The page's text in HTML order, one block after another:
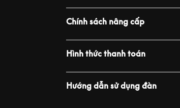
Chính sách nâng cấp
Hình thức thanh toán
Hướng dẫn sử dụng đàn